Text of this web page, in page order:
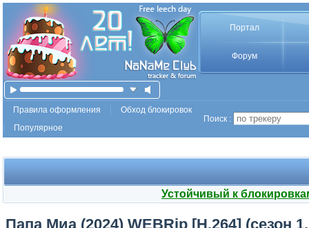
Портал
Форум
Правила оформления
Обход блокировок
Популярное
Поиск :
Устойчивый к
Папа Миа (2024) WEBRip [H.264] (сезон